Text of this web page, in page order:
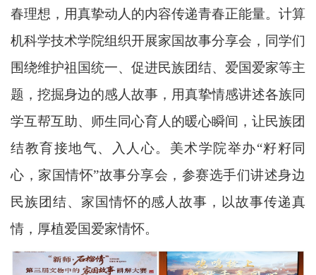
春理想，用真挚动人的内容传递青春正能量。计算
机科学技术学院组织开展家国故事分享会，同学们
围绕维护祖国统一、促进民族团结、爱国爱家等主
题，挖掘身边的感人故事，用真挚情感讲述各族同
学互帮互助、师生同心育人的暖心瞬间，让民族团
结教育接地气、入人心。美术学院举办“籽籽同
心，家国情怀”故事分享会，参赛选手们讲述身边
民族团结、家国情怀的感人故事，以故事传递真
情，厚植爱国爱家情怀。